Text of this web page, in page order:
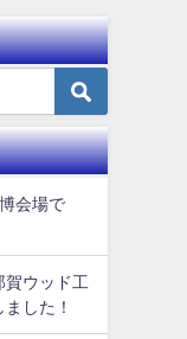
プレイとして使用して頂き
会場で
賀ウッド工
した！